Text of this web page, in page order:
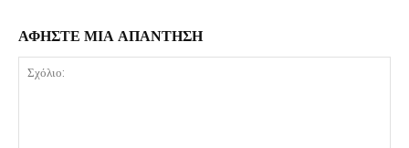
ΑΦΗΣΤΕ ΜΙΑ ΑΠΑΝΤΗΣΗ